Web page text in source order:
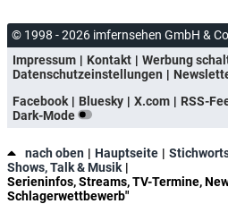
© 1998 - 2026 imfernsehen GmbH &
Impressum
Kontakt Werbung
Datenschutzeinstellungen
Facebook
Bluesky X.com RSS-
Dark-Mode
nach oben Hauptseite
Shows, Talk & Musik
Serieninfos, Streams, TV-Termine,
Schlagerwettbewerb"